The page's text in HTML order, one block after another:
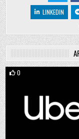
LINKEDIN
0